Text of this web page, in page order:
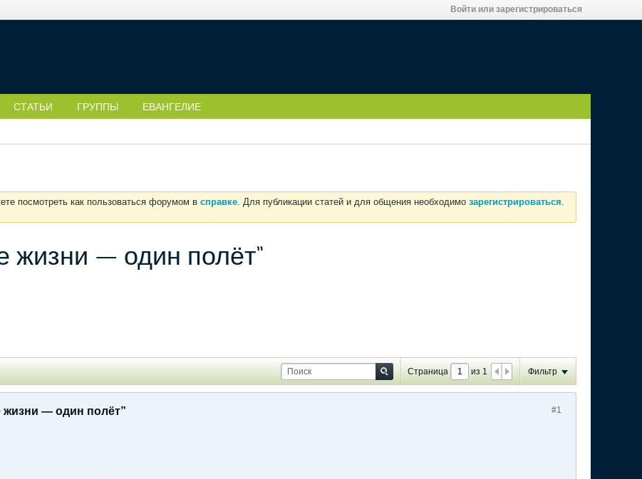
Войти или зарегистрироваться
СТАТЬИ ГРУППЫ ЕВАНГЕЛИЕ
посмотреть как пользоваться форумом в справке. Для публикации статей и для общения необходимо зарегистрироваться.
— один полёт”
Страница из 1 Фильтр
#1
— один полёт”